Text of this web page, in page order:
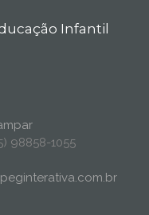
Infantil
98858-1055